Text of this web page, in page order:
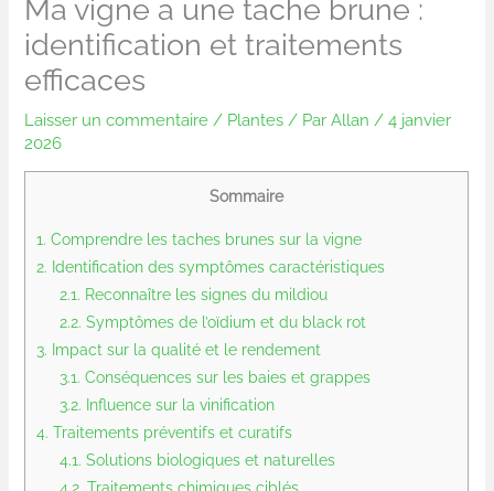
Ma vigne a une tache brune :
identification et traitements
efficaces
Laisser un commentaire / Plantes / ParAllan /4 janvier
2026
Sommaire
1. Comprendre les taches brunes sur la vigne
2. Identification des symptômes caractéristiques
2.1. Reconnaître les signes du mildiou
2.2. Symptômes de l’oïdium et du black rot
3. Impact sur la qualité et le rendement
3.1. Conséquences sur les baies et grappes
3.2. Influence sur la vinification
4. Traitements préventifs et curatifs
4.1. Solutions biologiques et naturelles
4.2. Traitements chimiques ciblés